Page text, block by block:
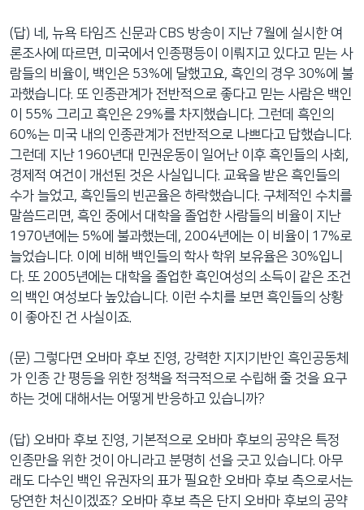
(답) 네, 뉴욕 타임즈 신문과 CBS 방송이 지난 7월에 실시한 여
론조사에 따르면, 미국에서 인종평등이 이뤄지고 있다고 믿는 사
람들의 비율이, 백인은 53%에 달했고요, 흑인의 경우 30%에 불
과했습니다. 또 인종관계가 전반적으로 좋다고 믿는 사람은 백인
이 55% 그리고 흑인은 29%를 차지했습니다. 그런데 흑인의
60%는 미국 내의 인종관계가 전반적으로 나쁘다고 답했습니다.
그런데 지난 1960년대 민권운동이 일어난 이후 흑인들의 사회,
경제적 여건이 개선된 것은 사실입니다. 교육을 받은 흑인들의
수가 늘었고, 흑인들의 빈곤율은 하락했습니다. 구체적인 수치를
말씀드리면, 흑인 중에서 대학을 졸업한 사람들의 비율이 지난
1970년에는 5%에 불과했는데, 2004년에는 이 비율이 17%로
늘었습니다. 이에 비해 백인들의 학사 학위 보유율은 30%입니
다. 또 2005년에는 대학을 졸업한 흑인여성의 소득이 같은 조건
의 백인 여성보다 높았습니다. 이런 수치를 보면 흑인들의 상황
이 좋아진 건 사실이죠.
(문) 그렇다면 오바마 후보 진영, 강력한 지지기반인 흑인공동체
가 인종 간 평등을 위한 정책을 적극적으로 수립해 줄 것을 요구
하는 것에 대해서는 어떻게 반응하고 있습니까?
(답) 오바마 후보 진영, 기본적으로 오바마 후보의 공약은 특정
인종만을 위한 것이 아니라고 분명히 선을 긋고 있습니다. 아무
래도 다수인 백인 유권자의 표가 필요한 오바마 후보 측으로서는
당연한 처신이겠죠? 오바마 후보 측은 단지 오바마 후보의 공약